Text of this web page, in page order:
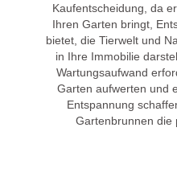
Kaufentscheidung, da
Ihren Garten bringt,
bietet, die Tierwelt und
in Ihre Immobilie
Wartungsaufwand
Garten aufwerten und
Entspannung
Gartenbrunnen die